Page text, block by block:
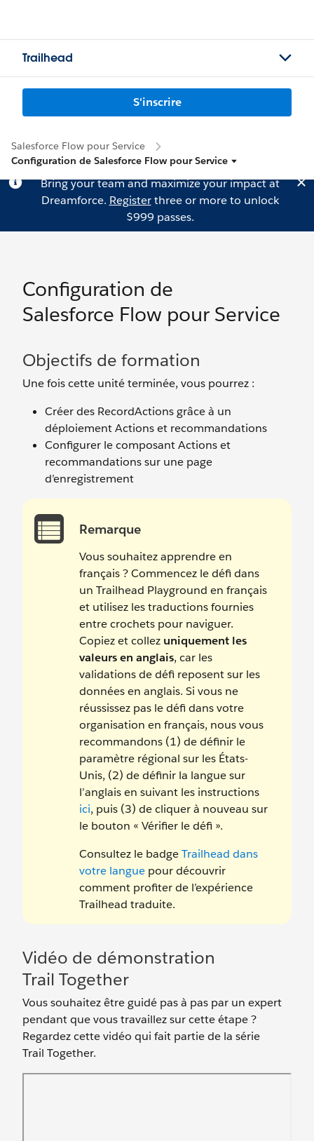
Trailhead
S'inscrire
Salesforce Flow pour Service
Configuration de Salesforce Flow pour Service
Bring your team and maximize your impact at
Dreamforce. Registerthree or more to unlock
$999 passes.
Configuration de
Salesforce Flow pour Service
Objectifs de formation
Une fois cette unité terminée, vous pourrez :
Créer des RecordActions grâce à un
déploiement Actions et recommandations
Configurer le composant Actions et
recommandations sur une page
d’enregistrement
Remarque
Vous souhaitez apprendre en
français ? Commencez le défi dans
un Trailhead Playground en français
et utilisez les traductions fournies
entre crochets pour naviguer.
Copiez et collez uniquement les
valeurs en anglais, car les
validations de défi reposent sur les
données en anglais. Si vous ne
réussissez pas le défi dans votre
organisation en français, nous vous
recommandons (1) de définir le
paramètre régional sur les États-
Unis, (2) de définir la langue sur
l’anglais en suivant les instructions
ici, puis (3) de cliquer à nouveau sur
le bouton « Vérifier le défi ».
Consultez le badgeTrailhead dans
votre langue pour découvrir
comment profiter de l’expérience
Trailhead traduite.
Vidéo de démonstration
Trail Together
Vous souhaitez être guidé pas à pas par un expert
pendant que vous travaillez sur cette étape ?
Regardez cette vidéo qui fait partie de la série
Trail Together.